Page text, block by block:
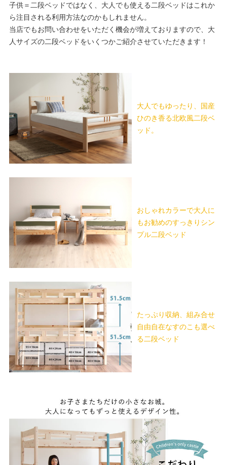
子供＝二段ベッドではなく、大人でも使える二段ベッドはこれか
ら注目される利用方法なのかもしれません。
当店でもお問い合わせをいただく機会が増えておりますので、大
人サイズの二段ベッドをいくつかご紹介させていただきます！
大人でもゆったり、国産
ひのき香る北欧風二段ベ
ッド。
おしゃれカラーで大人に
もお勧めのすっきりシン
プル二段ベッド
たっぷり収納、組み合せ
自由自在なすのこも選べ
る二段ベッド